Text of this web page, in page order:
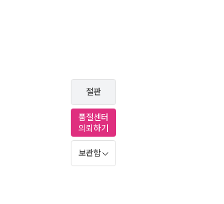
절판
품절센터
의뢰하기
보관함